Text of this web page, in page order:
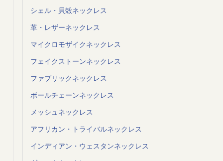
シェル・貝殻ネックレス
革・レザーネックレス
マイクロモザイクネックレス
フェイクストーンネックレス
ファブリックネックレス
ボールチェーンネックレス
メッシュネックレス
アフリカン・トライバルネックレス
インディアン・ウェスタンネックレス